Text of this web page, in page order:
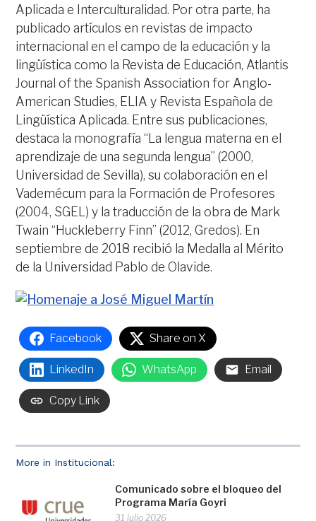
More in Institucional:
Comunicado sobre el bloqueo del
Programa María Goyri
31 julio 2026
Aplicada e Interculturalidad. Por otra parte, ha
publicado artículos en revistas de impacto
internacional en el campo de la educación y la
lingüística como la Revista de Educación, Atlantis
Journal of the Spanish Association for Anglo-
American Studies, ELIA y Revista Española de
Lingüística Aplicada. Entre sus publicaciones,
destaca la monografía “La lengua materna en el
aprendizaje de una segunda lengua” (2000,
Universidad de Sevilla), su colaboración en el
Vademécum para la Formación de Profesores
(2004, SGEL) y la traducción de la obra de Mark
Twain “Huckleberry Finn” (2012, Gredos). En
septiembre de 2018 recibió la Medalla al Mérito
de la Universidad Pablo de Olavide.
Facebook Share on X
LinkedIn WhatsApp Email
Copy Link